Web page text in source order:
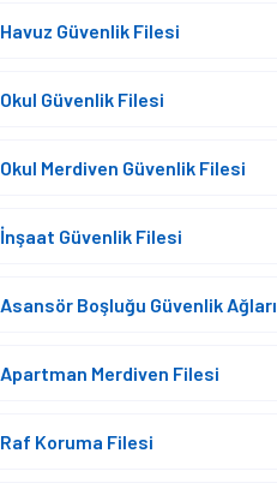
Havuz Güvenlik Filesi
Okul Güvenlik Filesi
Okul Merdiven Güvenlik Filesi
İnşaat Güvenlik Filesi
Asansör Boşluğu Güvenlik Ağları
Apartman Merdiven Filesi
Raf Koruma Filesi